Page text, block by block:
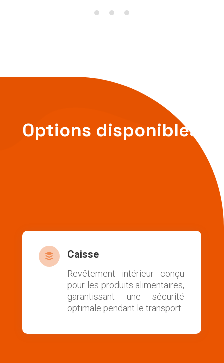
Options disponibles
 Caisse
Revêtement intérieur conçu
pour les produits alimentaires,
garantissant une sécurité
optimale pendant le transport.